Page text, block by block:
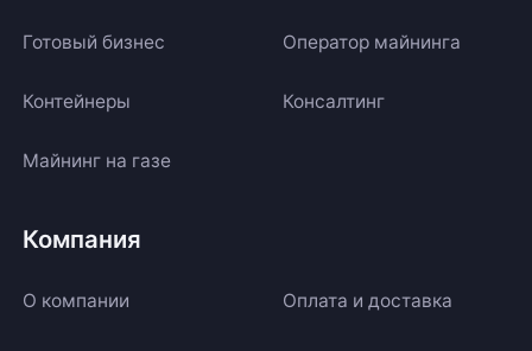
Готовый бизнес
Контейнеры
Майнинг на газе
Оператор майнинга
Консалтинг
Компания
О компании Оплата и доставка